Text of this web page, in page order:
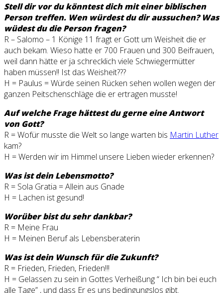
Stell dir vor du könntest dich mit einer biblischen
Person treffen. Wen würdest du dir aussuchen? Was
wüdest du die Person fragen?
R – Salomo – 1 Könige 11 fragt er Gott um Weisheit die er
auch bekam. Wieso hatte er 700 Frauen und 300 Beifrauen,
weil dann hätte er ja schrecklich viele Schwiegermütter
haben müssen!! Ist das Weisheit???
H = Paulus = Würde seinen Rücken sehen wollen wegen der
ganzen Peitschenschläge die er ertragen musste!
Auf welche Frage hättest du gerne eine Antwort
von Gott?
R = Wofür musste die Welt so lange warten bis Martin Luther
kam?
H = Werden wir im Himmel unsere Lieben wieder erkennen?
Was ist dein Lebensmotto?
R = Sola Gratia = Allein aus Gnade
H = Lachen ist gesund!
Worüber bist du sehr dankbar?
R = Meine Frau
H = Meinen Beruf als Lebensberaterin
Was ist dein Wunsch für die Zukunft?
R = Frieden, Frieden, Frieden!!!
H = Gelassen zu sein in Gottes Verheißung “ Ich bin bei euch
alle Tage” , und dass Er es uns bedingungslos gibt.